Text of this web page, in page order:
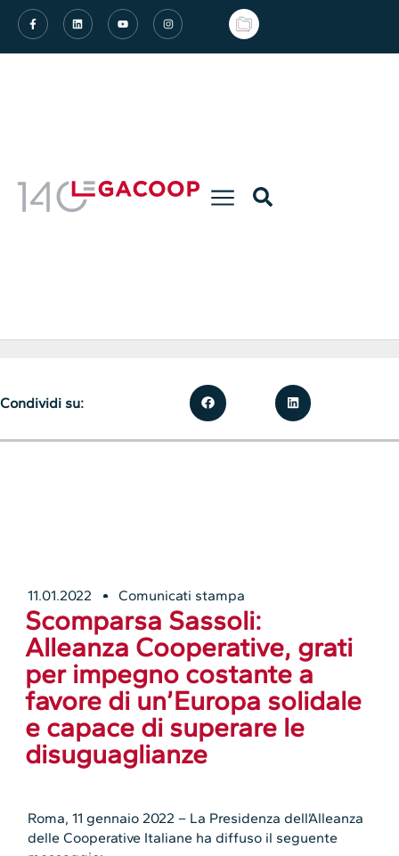
11.01.2022 Comunicati stampa
Scomparsa Sassoli:
Alleanza Cooperative, grati
per impegno costante a
favore di un’Europa solidale
e capace di superare le
disuguaglianze
Roma, 11 gennaio 2022 – La Presidenza dell’Alleanza
delle Cooperative Italiane ha diffuso il seguente
Condividi su: